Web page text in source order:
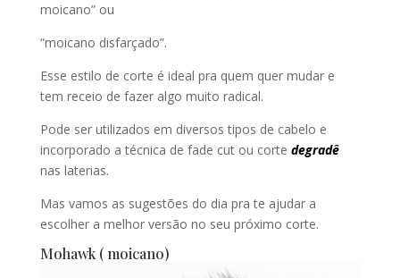
moicano” ou
“moicano disfarçado”.
Esse estilo de corte é ideal pra quem quer mudar e
tem receio de fazer algo muito radical.
Pode ser utilizados em diversos tipos de cabelo e
incorporado a técnica de fade cut ou corte degradê
nas laterias.
Mas vamos as sugestões do dia pra te ajudar a
escolher a melhor versão no seu próximo corte.
Mohawk ( moicano)